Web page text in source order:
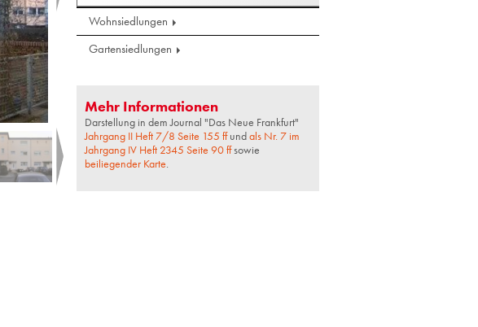
Wohnsiedlungen
Gartensiedlungen
Mehr Informationen
Darstellung in dem Journal "Das Neue Frankfurt"
Jahrgang II Heft 7/8 Seite 155 ffundals Nr. 7 im
Jahrgang IV Heft 2345 Seite 90 ffsowie
beiliegender Karte